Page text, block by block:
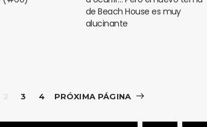
de Beach House es muy
alucinante
2 3 4 PRÓXIMA PÁGINA